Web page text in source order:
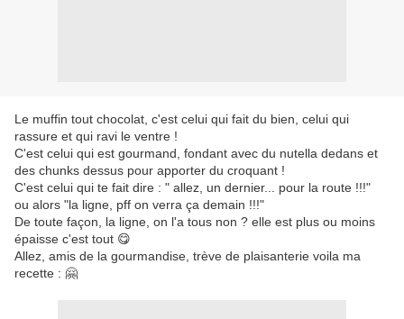
Le muffin tout chocolat, c'est celui qui fait du bien, celui qui
rassure et qui ravi le ventre !
C'est celui qui est gourmand, fondant avec du nutella dedans et
des chunks dessus pour apporter du croquant !
C'est celui qui te fait dire : " allez, un dernier... pour la route !!!"
ou alors "la ligne, pff on verra ça demain !!!"
De toute façon, la ligne, on l'a tous non ? elle est plus ou moins
épaisse c'est tout 😋
Allez, amis de la gourmandise, trève de plaisanterie voila ma
recette : 🤗